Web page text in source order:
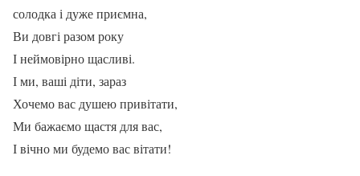
солодка і дуже приємна,
Ви довгі разом року
І неймовірно щасливі.
І ми, ваші діти, зараз
Хочемо вас душею привітати,
Ми бажаємо щастя для вас,
І вічно ми будемо вас вітати!